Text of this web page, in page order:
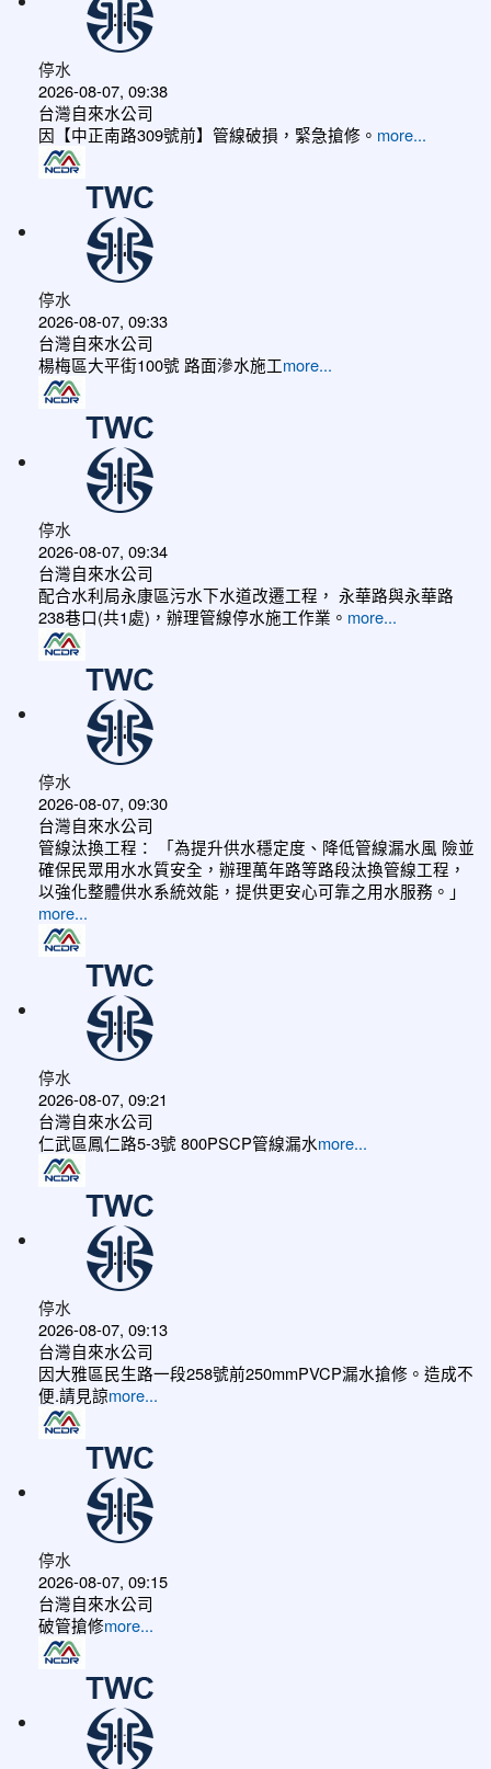
停水
2026-08-07, 09:38
台灣自來水公司
因【中正南路309號前】管線破損，緊急搶修。 more...
停水
2026-08-07, 09:33
台灣自來水公司
楊梅區大平街100號 路面滲水施工more...
停水
2026-08-07, 09:34
台灣自來水公司
配合水利局永康區污水下水道改遷工程， 永華路與永華路
238巷口(共1處)，辦理管線停水施工作業。 more...
停水
2026-08-07, 09:30
台灣自來水公司
管線汰換工程： 「為提升供水穩定度、降低管線漏水風 險並
確保民眾用水水質安全，辦理萬年路等路段汰換管線工程，
以強化整體供水系統效能，提供更安心可靠之用水服務。」
more...
停水
2026-08-07, 09:21
台灣自來水公司
仁武區鳳仁路5-3號 800PSCP管線漏水more...
停水
2026-08-07, 09:13
台灣自來水公司
因大雅區民生路一段258號前250mmPVCP漏水搶修。造成不
便.請見諒more...
停水
2026-08-07, 09:15
台灣自來水公司
破管搶修more...